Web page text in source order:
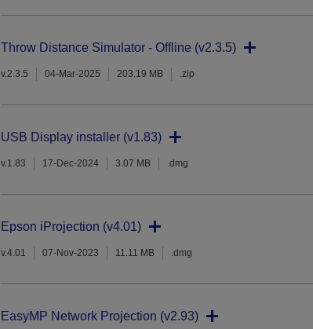
Throw Distance Simulator - Offline (v2.3.5)
v.2.3.5 04-Mar-2025 203.19 MB .zip
USB Display installer (v1.83)
v.1.83 17-Dec-2024 3.07 MB .dmg
Epson iProjection (v4.01)
v.4.01 07-Nov-2023 11.11 MB .dmg
EasyMP Network Projection (v2.93)